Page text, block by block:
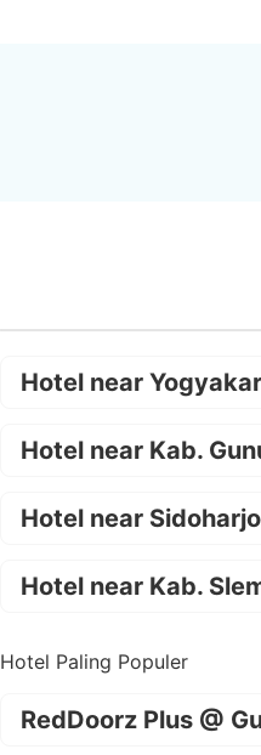
Hotel near
Hotel near Kab.
Hotel near Sidoharjo
Hotel near Kab.
Hotel Paling Populer
RedDoorz Plus @